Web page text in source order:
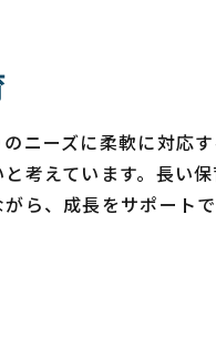
ニーズに柔軟に対応
考えています。長い
ら、成長をサポート